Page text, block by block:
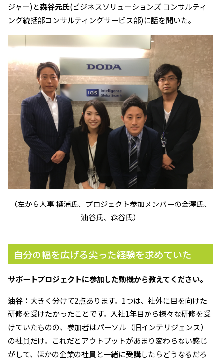
ジャー)と森谷元氏(ビジネスソリューションズ コンサルティ
ング統括部コンサルティングサービス部)に話を聞いた。
（左から人事 樋浦氏、プロジェクト参加メンバーの金澤氏、
油谷氏、森谷氏）
自分の幅を広げる尖った経験を求めていた
――サポートプロジェクトに参加した動機から教えてください。
油谷： 大きく分けて2点あります。1つは、社外に目を向けた
研修を受けたかったことです。入社1年目から様々な研修を受
けていたものの、参加者はパーソル（旧インテリジェンス）
の社員だけ。これだとアウトプットがあまり変わらない感じ
がして、ほかの企業の社員と一緒に受講したらどうなるだろ